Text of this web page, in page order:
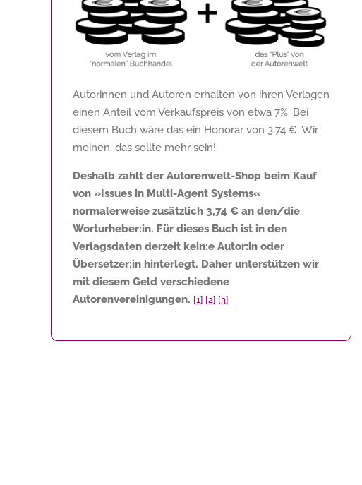
Autorinnen und Autoren erhalten von ihren Verlagen
einen Anteil vom Verkaufspreis von etwa 7%. Bei
diesem Buch wäre das ein Honorar von 3,74 €. Wir
meinen, das sollte mehr sein!
Deshalb zahlt der Autorenwelt-Shop beim Kauf
von »Issues in Multi-Agent Systems«
normalerweise zusätzlich 3,74 € an den/die
Worturheber:in. Für dieses Buch ist in den
Verlagsdaten derzeit kein:e Autor:in oder
Übersetzer:in hinterlegt. Daher unterstützen wir
mit diesem Geld verschiedene
Autorenvereinigungen. [1] [2] [3]